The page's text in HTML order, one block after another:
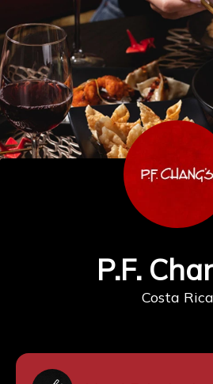
P.F.
Costa Rica